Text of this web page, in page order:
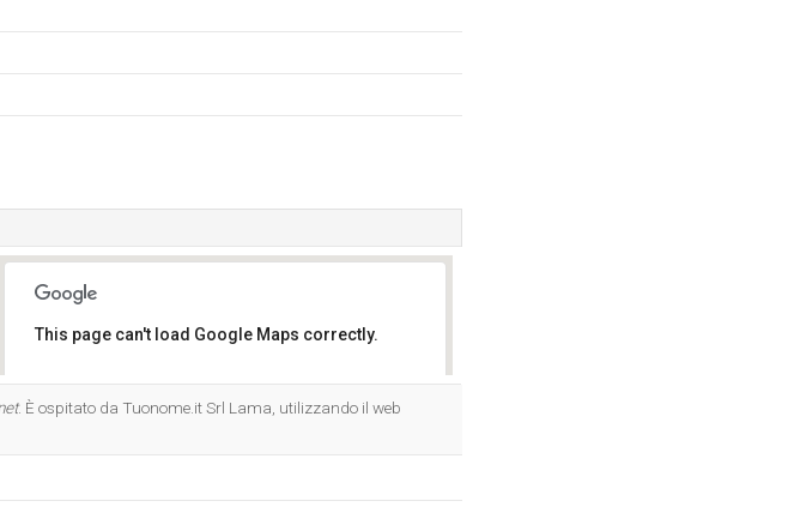
This page can't load Google Maps correctly.
. È ospitato da Tuonome.it Srl Lama, utilizzando il web